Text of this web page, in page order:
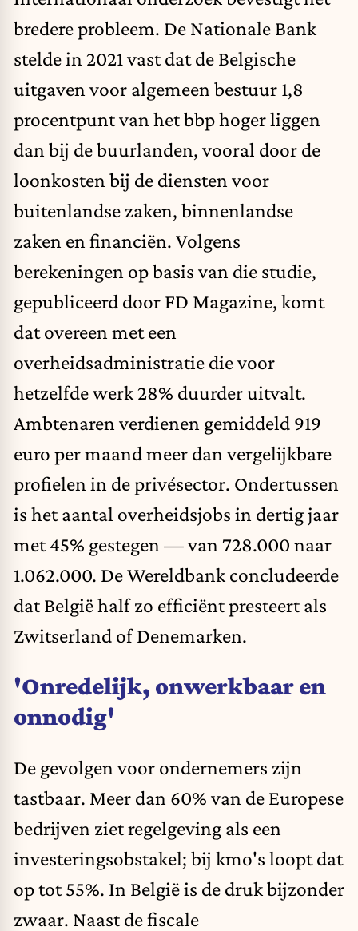
bredere probleem. De Nationale Bank
stelde in 2021 vast dat de Belgische
uitgaven voor algemeen bestuur 1,8
procentpunt van het bbp hoger liggen
dan bij de buurlanden, vooral door de
loonkosten bij de diensten voor
buitenlandse zaken, binnenlandse
zaken en financiën. Volgens
berekeningen op basis van die studie,
gepubliceerd door FD Magazine, komt
dat overeen met een
overheidsadministratie die voor
hetzelfde werk 28% duurder uitvalt.
Ambtenaren verdienen gemiddeld 919
euro per maand meer dan vergelijkbare
profielen in de privésector. Ondertussen
is het aantal overheidsjobs in dertig jaar
met 45% gestegen — van 728.000 naar
1.062.000. De Wereldbank concludeerde
dat België half zo efficiënt presteert als
Zwitserland of Denemarken.
'Onredelijk, onwerkbaar en
onnodig'
De gevolgen voor ondernemers zijn
tastbaar. Meer dan 60% van de Europese
bedrijven ziet regelgeving als een
investeringsobstakel; bij kmo's loopt dat
op tot 55%. In België is de druk bijzonder
zwaar. Naast de fiscale